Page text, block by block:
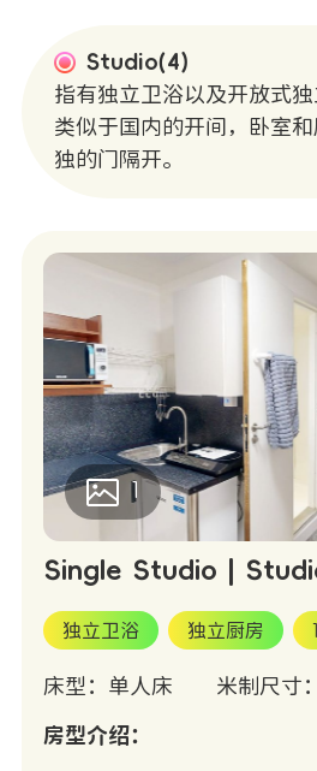
Studio(4)
指有独立卫浴以及开放式独
类似于国内的开间，卧室
独的门隔开。
1
Single Studio |
独立卫浴 独立厨房
床型：单人床 米制尺寸
房型介绍：